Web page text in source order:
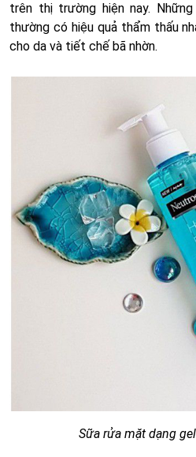
trên thị trường hiện nay.
thường có hiệu quả thẩm thấu
cho da và tiết chế bã nhờn.
Sữa rửa mặt dạng